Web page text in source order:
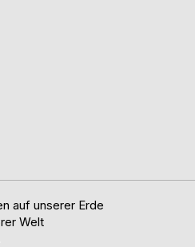
auf unserer Erde
Welt